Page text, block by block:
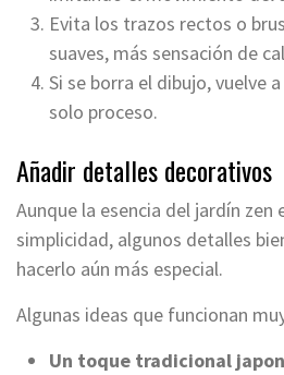
Evita los trazos rectos o
suaves, más sensación de
Si se borra el dibujo, vuelve
solo proceso.
Añadir detalles decorativos
Aunque la esencia del jardín zen
simplicidad, algunos detalles
hacerlo aún más especial.
Algunas ideas que funcionan
Un toque tradicional